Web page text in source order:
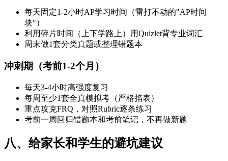
每天固定1-2小时AP学习时间（雷打不动的"AP时间
块"）
利用碎片时间（上下学路上）用Quizlet背专业词汇
周末做1套分类真题或整理错题本
冲刺期（考前1-2个月）
每天3-4小时高强度复习
每周至少1套全真模拟考（严格掐表）
重点攻克FRQ，对照Rubric逐条练习
考前一周回归错题本和考前笔记，不再做新题
八、给家长和学生的避坑建议